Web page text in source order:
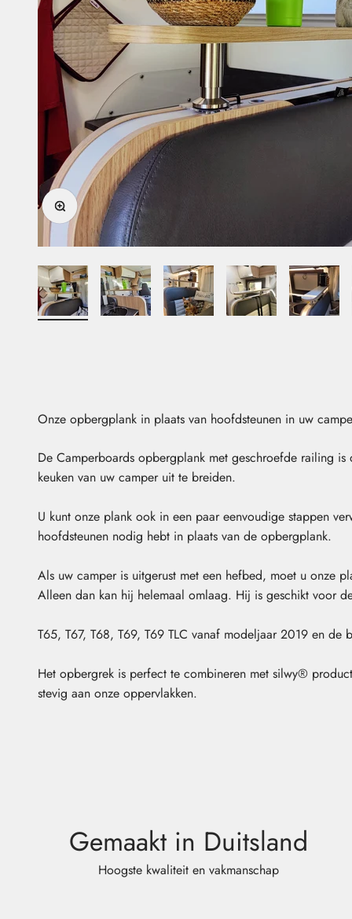
Afbeelding vergroten
Onze opbergplank in plaats van hoofdsteunen in uw
De Camperboards opbergplank met geschroefde railing
keuken van uw camper uit te breiden.
U kunt onze plank ook in een paar eenvoudige stappen
hoofdsteunen nodig hebt in plaats van de opbergplank.
Als uw camper is uitgerust met een hefbed, moet u onze
Alleen dan kan hij helemaal omlaag. Hij is geschikt voor
T65, T67, T68, T69, T69 TLC vanaf modeljaar 2019 en de
Het opbergrek is perfect te combineren met silwy®
stevig aan onze oppervlakken.
Gemaakt in Duitsland
Hoogste kwaliteit en vakmanschap